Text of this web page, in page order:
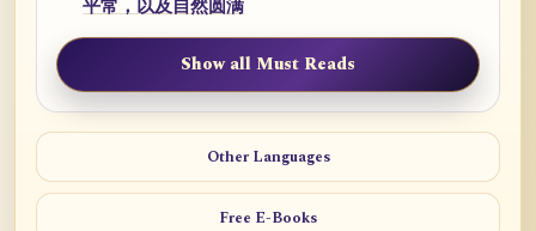
平常，以及自然圆满
Show all Must Reads
Other Languages
Free E-Books